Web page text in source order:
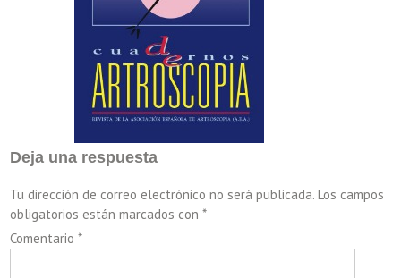
Deja una respuesta
Tu dirección de correo electrónico no será publicada. Los campos
obligatorios están marcados con*
Comentario*